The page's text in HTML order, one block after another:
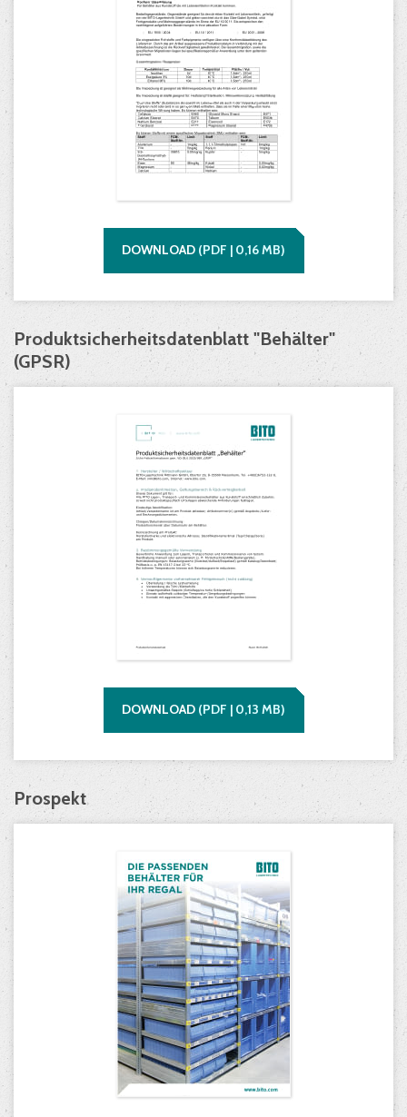
DOWNLOAD (PDF | 0,16MB)
Produktsicherheitsdatenblatt "Behälter"
(GPSR)
DOWNLOAD (PDF | 0,13 MB)
Prospekt